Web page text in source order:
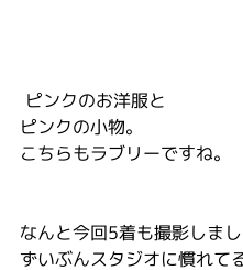
ピンクのお洋服と
ピンクの小物。
こちらもラブリーですね。
なんと今回5着も撮影しまし
ずいぶんスタジオに慣れて